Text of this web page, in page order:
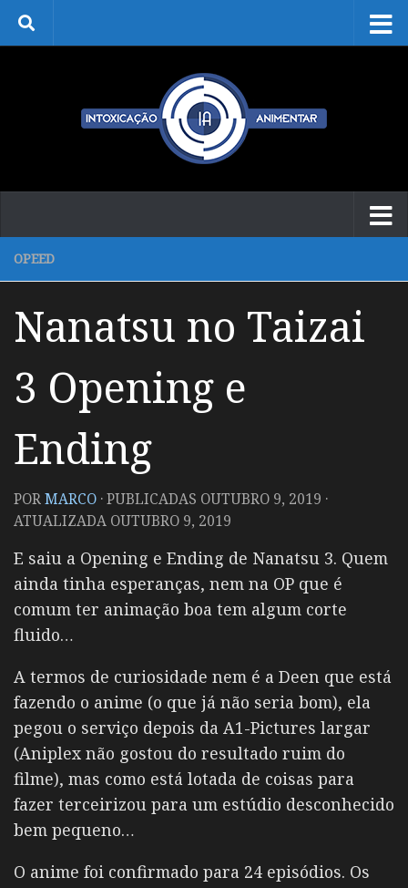
Skip to content
OPEED
Nanatsu no Taizai
3 Opening e
Ending
PORMARCO · PUBLICADAS OUTUBRO 9, 2019 ·
ATUALIZADA OUTUBRO 9, 2019
E saiu a Opening e Ending de Nanatsu 3. Quem
ainda tinha esperanças, nem na OP que é
comum ter animação boa tem algum corte
fluido…
A termos de curiosidade nem é a Deen que está
fazendo o anime (o que já não seria bom), ela
pegou o serviço depois da A1-Pictures largar
(Aniplex não gostou do resultado ruim do
filme), mas como está lotada de coisas para
fazer terceirizou para um estúdio desconhecido
bem pequeno…
O anime foi confirmado para 24 episódios. Os